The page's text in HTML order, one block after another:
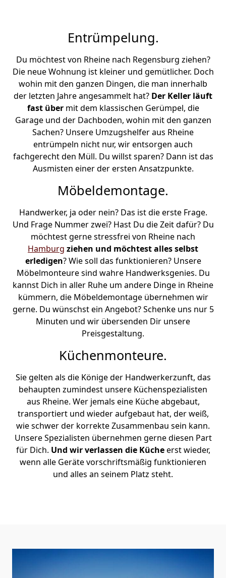
Entrümpelung.
Du möchtest von Rheine nach Regensburg ziehen?
Die neue Wohnung ist kleiner und gemütlicher. Doch
wohin mit den ganzen Dingen, die man innerhalb
der letzten Jahre angesammelt hat? Der Keller läuft
fast übermit dem klassischen Gerümpel, die
Garage und der Dachboden, wohin mit den ganzen
Sachen? Unsere Umzugshelfer aus Rheine
entrümpeln nicht nur, wir entsorgen auch
fachgerecht den Müll. Du willst sparen? Dann ist das
Ausmisten einer der ersten Ansatzpunkte.
Möbeldemontage.
Handwerker, ja oder nein? Das ist die erste Frage.
Und Frage Nummer zwei? Hast Du die Zeit dafür? Du
möchtest gerne stressfrei von Rheine nach
Hamburg ziehen und möchtest alles selbst
erledigen? Wie soll das funktionieren? Unsere
Möbelmonteure sind wahre Handwerksgenies. Du
kannst Dich in aller Ruhe um andere Dinge in Rheine
kümmern, die Möbeldemontage übernehmen wir
gerne. Du wünschst ein Angebot? Schenke uns nur 5
Minuten und wir übersenden Dir unsere
Preisgestaltung.
Küchenmonteure.
Sie gelten als die Könige der Handwerkerzunft, das
behaupten zumindest unsere Küchenspezialisten
aus Rheine. Wer jemals eine Küche abgebaut,
transportiert und wieder aufgebaut hat, der weiß,
wie schwer der korrekte Zusammenbau sein kann.
Unsere Spezialisten übernehmen gerne diesen Part
für Dich. Und wir verlassen die Kücheerst wieder,
wenn alle Geräte vorschriftsmäßig funktionieren
und alles an seinem Platz steht.